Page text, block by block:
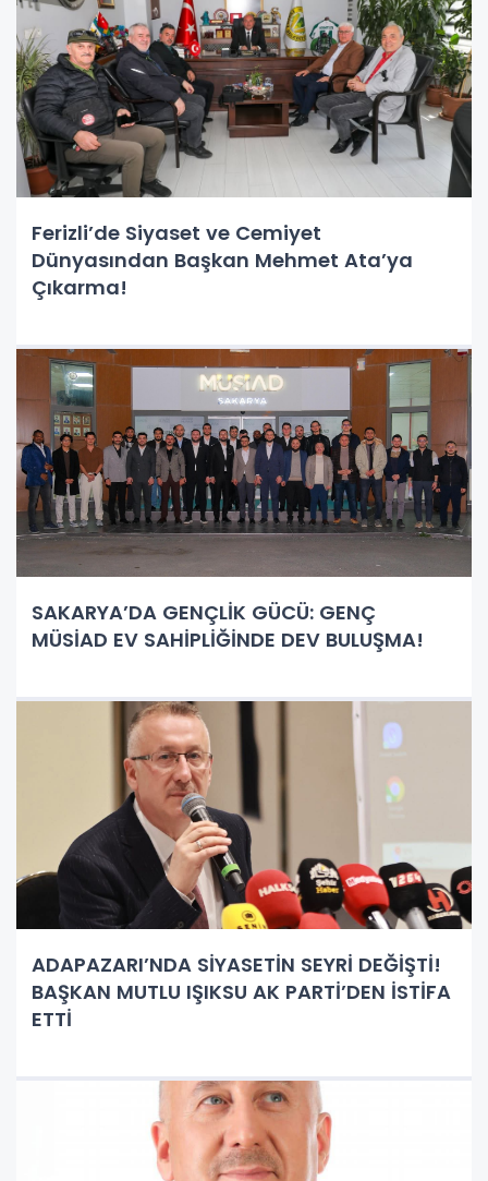
Ferizli’de Siyaset ve Cemiyet
Dünyasından Başkan Mehmet Ata’ya
Çıkarma!
SAKARYA’DA GENÇLİK GÜCÜ: GENÇ
MÜSİAD EV SAHİPLİĞİNDE DEV BULUŞMA!
ADAPAZARI’NDA SİYASETİN SEYRİ DEĞİŞTİ!
BAŞKAN MUTLU IŞIKSU AK PARTİ’DEN İSTİFA
ETTİ